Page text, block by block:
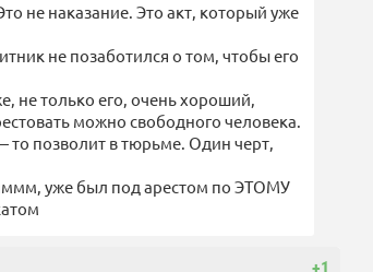
не наказание. Это акт, который уже
не позаботился о том, чтобы его
не только его, очень хороший,
можно свободного человека.
то позволит в тюрьме. Один черт,
уже был под арестом по ЭТОМУ